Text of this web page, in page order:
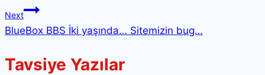
Next
BlueBox BBS İki yaşında… Sitemizin bug…
Tavsiye Yazılar